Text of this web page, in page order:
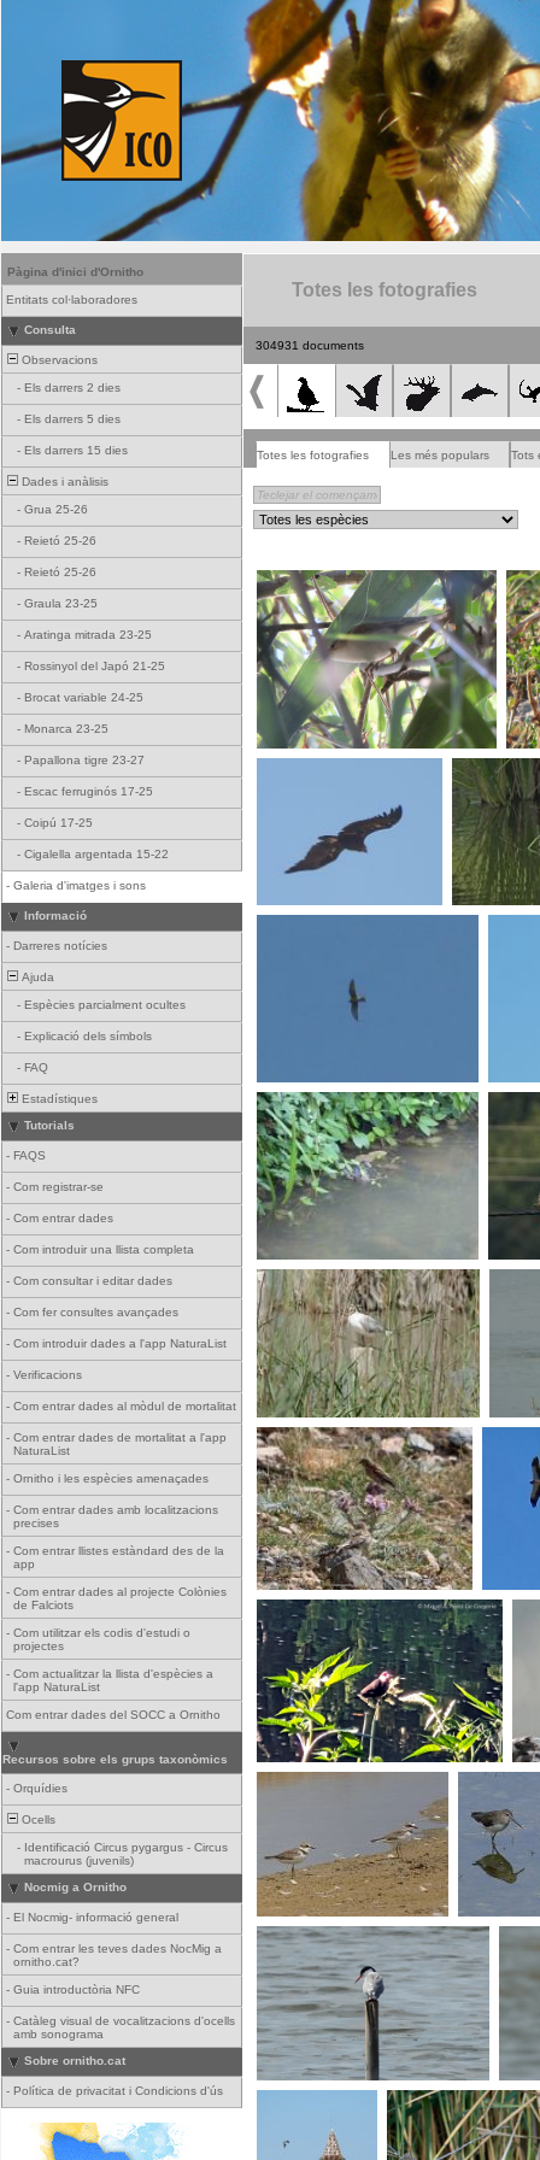
Pàgina d'inici d'Ornitho
Entitats col·laboradores
Consulta
Observacions
- Els darrers 2 dies
- Els darrers 5 dies
- Els darrers 15 dies
Dades i anàlisis
- Grua 25-26
- Reietó 25-26
- Reietó 25-26
- Graula 23-25
- Aratinga mitrada 23-25
- Rossinyol del Japó 21-25
- Brocat variable 24-25
- Monarca 23-25
- Papallona tigre 23-27
- Escac ferruginós 17-25
- Coipú 17-25
- Cigalella argentada 15-22
- Galeria d'imatges i sons
Informació
- Darreres notícies
Ajuda
- Espècies parcialment ocultes
- Explicació dels símbols
- FAQ
Estadístiques
Tutorials
- FAQS
- Com registrar-se
- Com entrar dades
- Com introduir una llista completa
- Com consultar i editar dades
- Com fer consultes avançades
- Com introduir dades a l'app NaturaList
- Verificacions
- Com entrar dades al mòdul de mortalitat
- Com entrar dades de mortalitat a l'app
NaturaList
- Ornitho i les espècies amenaçades
- Com entrar dades amb localitzacions
precises
- Com entrar llistes estàndard des de la
app
- Com entrar dades al projecte Colònies
de Falciots
- Com utilitzar els codis d'estudi o
projectes
- Com actualitzar la llista d'espècies a
l'app NaturaList
Com entrar dades del SOCC a Ornitho
Recursos sobre els grups taxonòmics
- Orquídies
Ocells
- Identificació Circus pygargus - Circus
macrourus (juvenils)
Nocmig a Ornitho
- El Nocmig- informació general
- Com entrar les teves dades NocMig a
ornitho.cat?
- Guia introductòria NFC
- Catàleg visual de vocalitzacions d'ocells
amb sonograma
Sobre ornitho.cat
- Política de privacitat i Condicions d'ús
Totes les fotografies
304931 documents
Totes les fotografies Les més populars Tots